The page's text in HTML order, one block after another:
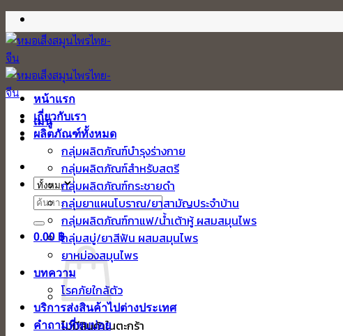
ข้าม
ไป
ยัง
เนื้อหา
เมนู
ค้นหา:
0.00 ฿
ไม่มีสินค้าในตะกร้า
หน้าแรก
เกี่ยวกับเรา
ผลิตภัณฑ์ทั้งหมด
กลุ่มผลิตภัณฑ์บำรุงร่างกาย
กลุ่มผลิตภัณฑ์สำหรับสตรี
กลุ่มผลิตภัณฑ์กระชายดำ
กลุ่มยาแผนโบราณ/ยาสามัญประจำบ้าน
กลุ่มผลิตภัณฑ์กาแฟ/น้ำเต้าหู้ ผสมสมุนไพร
กลุ่มสบู่/ยาสีฟัน ผสมสมุนไพร
ยาหม่องสมุนไพร
บทความ
โรคภัยใกล้ตัว
บริการส่งสินค้าไปต่างประเทศ
คำถามที่พบบ่อย